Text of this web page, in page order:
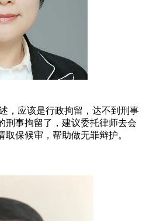
，应该是行政拘留，达不到刑事
刑事拘留了，建议委托律师去会
取保候审，帮助做无罪辩护。